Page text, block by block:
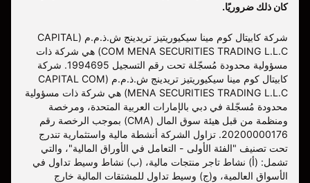
كان ذلك ضروريًا.
شركة كابيتال كوم مينا سيكيوريتيز تريدينج ش.ذ.م.م (CAPITAL
COM MENA SECURITIES TRADING L.L.C) هي شركة ذات
مسؤولية محدودة مُسجّلة تحت رقم التسجيل 1994695. شركة
كابيتال كوم مينا سيكيوريتيز تريدينج ش.ذ.م.م (CAPITAL COM
MENA SECURITIES TRADING L.L.C) هي شركة ذات مسؤولية
محدودة مُسجّلة في دبي بالإمارات العربية المتحدة، ومرخصة
ومنظمة من قبل هيئة سوق المال (CMA) بموجب الرخصة رقم
20200000176. تزاول الشركة أنشطة مالية واستثمارية تندرج
تحت تصنيف "الفئة الأولى - التعامل في الأوراق المالية"، والتي
تشمل: (أ) نشاط تاجر منتجات مالية، (ب) نشاط وسيط تداول في
الأسواق العالمية، و(ج) وسيط تداول للمشتقات المالية خارج